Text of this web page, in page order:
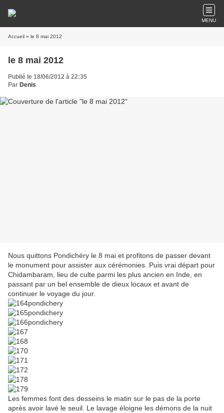
MENU
Accueil » le 8 mai 2012
le 8 mai 2012
Publié le 18/06/2012 à 22:35
Par Denis
Nous quittons Pondichéry le 8 mai et profitons de passer devant
le monument pour assister aux cérémonies. Puis vrai départ pour
Chidambaram, lieu de culte parmi les plus ancien en Inde, en
passant par un bel ensemble de dieux locaux et avant de
continuer le voyage du jour.
Les femmes font des desseins le matin sur le pas de la porte
après avoir lavé le seuil. Le lavage éloigne les démons de la nuit